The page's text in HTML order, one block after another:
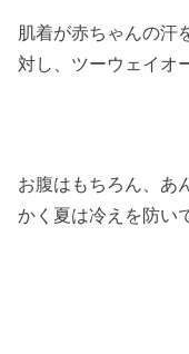
肌着が赤ちゃんの汗
対し、ツーウェイオ
お腹はもちろん、あ
かく夏は冷えを防い